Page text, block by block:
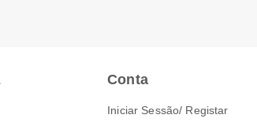
Conta
Iniciar Sessão/ Registar